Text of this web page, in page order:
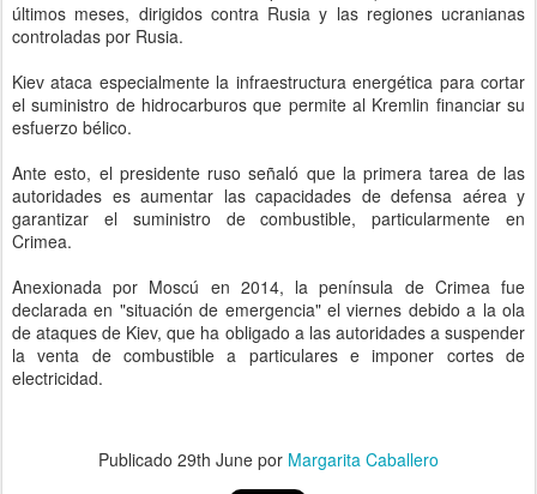
últimos meses, dirigidos contra Rusia y las regiones ucranianas
controladas por Rusia.
Kiev ataca especialmente la infraestructura energética para cortar
el suministro de hidrocarburos que permite al Kremlin financiar su
esfuerzo bélico.
Ante esto, el presidente ruso señaló que la primera tarea de las
autoridades es aumentar las capacidades de defensa aérea y
garantizar el suministro de combustible, particularmente en
Crimea.
Anexionada por Moscú en 2014, la península de Crimea fue
declarada en "situación de emergencia" el viernes debido a la ola
de ataques de Kiev, que ha obligado a las autoridades a suspender
la venta de combustible a particulares e imponer cortes de
electricidad.
Publicado 29th June por Margarita Caballero